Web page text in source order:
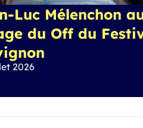
Luc Mélenchon
du Off du
2026